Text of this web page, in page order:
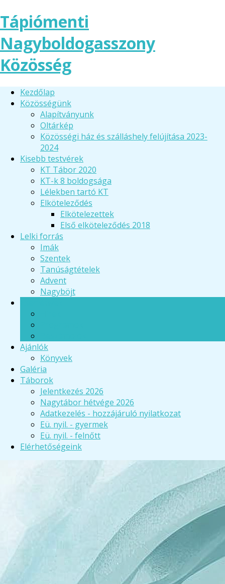
Tápiómenti
Nagyboldogasszony
Közösség
Kezdőlap
Közösségünk
Alapítványunk
Oltárkép
Közösségi ház és szálláshely felújítása 2023-
2024
Kisebb testvérek
KT Tábor 2020
KT-k 8 boldogsága
Lélekben tartó KT
Elköteleződés
Elkötelezettek
Első elköteleződés 2018
Lelki forrás
Imák
Szentek
Tanúságtételek
Advent
Nagyböjt
Ajánlók
Könyvek
Galéria
Táborok
Jelentkezés 2026
Nagytábor hétvége 2026
Adatkezelés - hozzájáruló nyilatkozat
Eü. nyil. - gyermek
Eü. nyil. - felnőtt
Elérhetőségeink